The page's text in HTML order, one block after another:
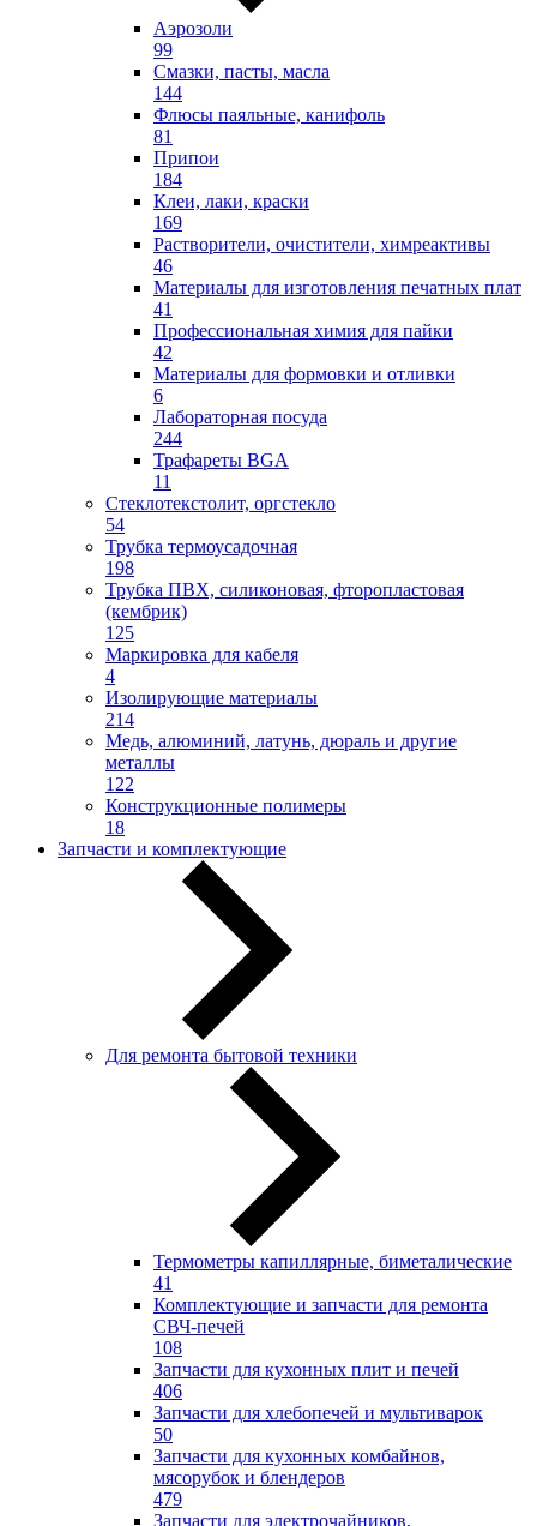
Аэрозоли
99
Смазки, пасты, масла
144
Флюсы паяльные, канифоль
81
Припои
184
Клеи, лаки, краски
169
Растворители, очистители, химреактивы
46
Материалы для изготовления печатных плат
41
Профессиональная химия для пайки
42
Материалы для формовки и отливки
6
Лабораторная посуда
244
Трафареты BGA
11
Стеклотекстолит, оргстекло
54
Трубка термоусадочная
198
Трубка ПВХ, силиконовая, фторопластовая
(кембрик)
125
Маркировка для кабеля
4
Изолирующие материалы
214
Медь, алюминий, латунь, дюраль и другие
металлы
122
Конструкционные полимеры
18
Запчасти и комплектующие
Для ремонта бытовой техники
Термометры капиллярные, биметалические
41
Комплектующие и запчасти для ремонта
СВЧ-печей
108
Запчасти для кухонных плит и печей
406
Запчасти для хлебопечей и мультиварок
50
Запчасти для кухонных комбайнов,
мясорубок и блендеров
479
Запчасти для электрочайников,